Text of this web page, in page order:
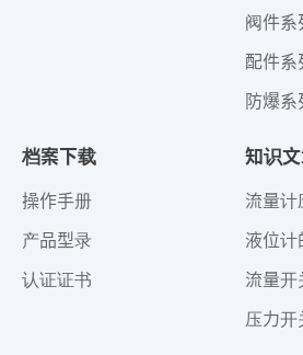
阀件系
配件系
防爆系
档案下载
操作手册
产品型录
认证证书
知识
流量计
液位计
流量开
压力开